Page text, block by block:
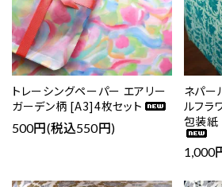
トレーシングペーパー エアリー
ガーデン柄 [A3]4枚セット
500円(税込550円)
ネパー
ルフ
包装紙
1,000